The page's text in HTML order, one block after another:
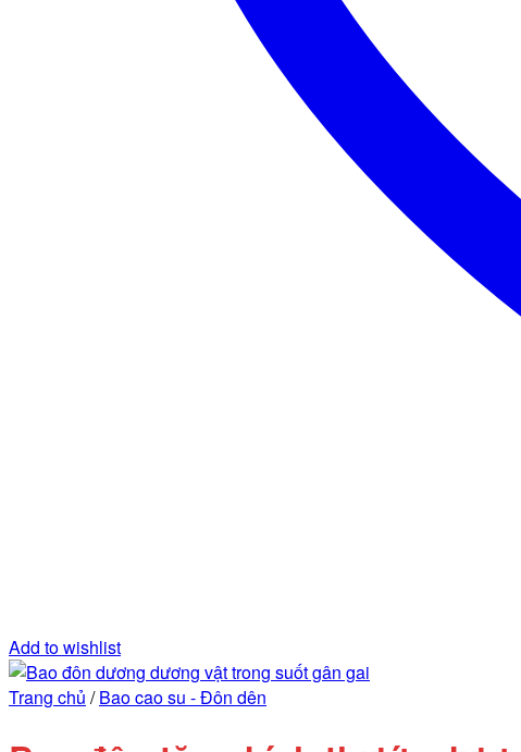
Add to wishlist
Trang chủ / Bao cao su - Đôn dên